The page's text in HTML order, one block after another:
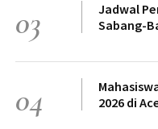
03
Jadwal
Sabang-
04
2026 di